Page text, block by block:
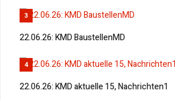
3
22.06.26: KMD BaustellenMD
4
22.06.26: KMD aktuelle 15, Nachrichten1